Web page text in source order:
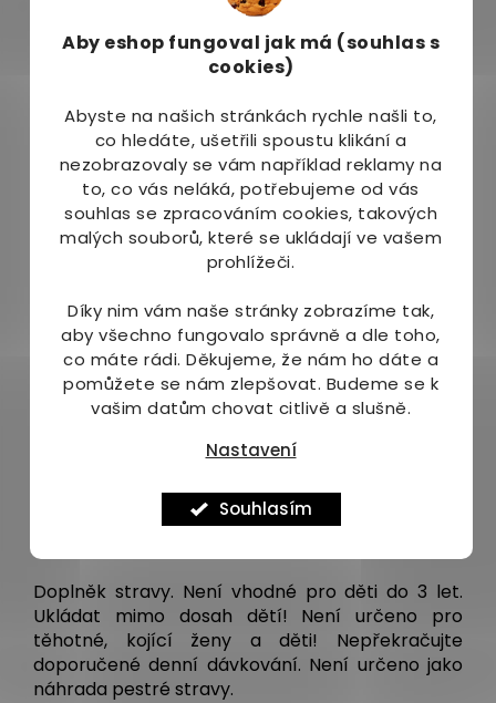
Aby eshop fungoval jak má (souhlas s
cookies)
Abyste na našich stránkách rychle našli to,
co hledáte, ušetřili spoustu klikání a
nezobrazovaly se vám například reklamy na
to, co vás neláká, potřebujeme od vás
souhlas se zpracováním cookies, takových
malých souborů, které se ukládají ve vašem
prohlížeči.
Díky nim vám naše stránky zobrazíme tak,
aby všechno fungovalo správně a dle toho,
co máte rádi. Děkujeme, že nám ho dáte a
pomůžete se nám zlepšovat. Budeme se k
vašim datům chovat citlivě a slušně.
Nastavení
Souhlasím
extrakt a olej), 50 mg třapatka úzkolistá
(Echinacea angustifolia, extrakt z květů), 6 mg
chlorella (suchý extrakt s obsahem nukleotidů a
oligopeptidů), 1,8 mg nukleotidy a oligopeptidy,
0,50 mg selen (seleničitan sodný)
Přídatné látky:
granulovaný sorbitol (modifikovaný škrob a
zahušťovadlo), stearan hořečnatý (protispékavá
látka), želatina (tobolka)
Užívejte 2 tobolky denně po jídle (1 tobolku ráno
a 1 večer). Pro optimální účinnost doporučujeme
užívat po dobu 2-3 měsíců.
Doplněk stravy. Není vhodné pro děti do 3 let.
Ukládat mimo dosah dětí! Není určeno pro
těhotné, kojící ženy a děti! Nepřekračujte
doporučené denní dávkování. Není určeno jako
náhrada pestré stravy.